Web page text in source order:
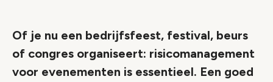
Of je nu een bedrijfsfeest, festival, beurs
of congres organiseert: risicomanagement
voor evenementen is essentieel. Een goed